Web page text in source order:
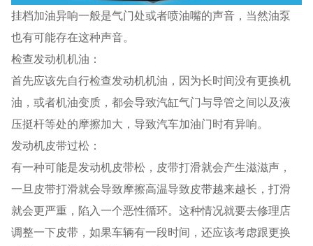
挂档加油异响一般是气门处或者喷油嘴的声音，当然油泵
也有可能存在这种声音。
检查发动机机油：
首先应该先自行检查发动机机油，因为长时间没有更换机
油，或者机油变质，都会导致汽缸气门与导管之间以及液
压挺杆等处的摩擦加大，导致汽车加油门时有异响。
发动机皮带过松：
有一种可能是发动机皮带松，皮带打滑就会产生滋滋声，
一旦皮带打滑就会导致摩擦高温导致皮带越来越长，打滑
就会更严重，陷入一个恶性循环。这种情况就要去修理店
调整一下皮带，如果车辆有一段时间，还应该考虑跟更换